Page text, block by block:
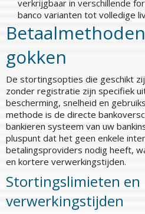
verkrijgbaar in verschillende
banco varianten tot volledige
gokken
De stortingsopties die geschikt
zonder registratie zijn specifiek
bescherming, snelheid en
methode is de directe
bankieren systeem van uw
pluspunt dat het geen enkele
betalingsproviders nodig heeft,
en kortere verwerkingstijden.
Stortingslimieten en
verwerkingstijden